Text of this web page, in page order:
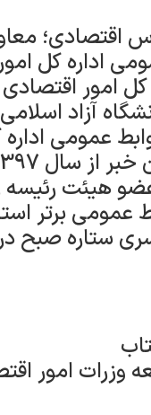
اقتصادی؛
اداره کل
امور اقتصادی
در دانشگاه آزاد
عمومی اداره
/فعال رسانه ای /عضو هیئت
عمومی برتر
ستاره صبح
وزرات امور